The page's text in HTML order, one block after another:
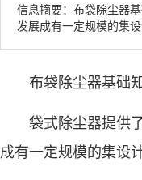
信息摘要：布袋除尘器
发展成有一定规模的集
布袋除尘器基础
袋式除尘器提供了
成有一定规模的集设